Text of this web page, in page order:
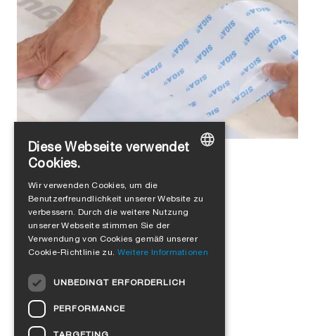
Alejandro Jimenez
5 Facts zu Wetguard®
ENGLISH
FRENCH
Diese Webseite verwendet
Cookies.
Wir verwenden Cookies, um die
Benutzerfreundlichkeit unserer Website zu
verbessern. Durch die weitere Nutzung
unserer Webseite stimmen Sie der
Verwendung von Cookies gemäß unserer
Cookie-Richtlinie zu. Weitere Informationen
UNBEDINGT ERFORDERLICH
PERFORMANCE